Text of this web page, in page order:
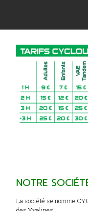
NOTRE
La société se nomme